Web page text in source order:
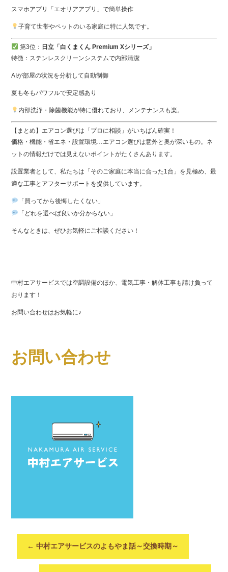
スマホアプリ「エオリアアプリ」で簡単操作
子育て世帯やペットのいる家庭に特に人気です。
第3位： 日立「白くまくん Premium Xシリーズ」
特徴：ステンレスクリーンシステムで内部清潔
AIが部屋の状況を分析して自動制御
夏も冬もパワフルで安定感あり
内部洗浄・除菌機能が特に優れており、メンテナンスも楽。
【まとめ】エアコン選びは「プロに相談」がいちばん確実！
価格・機能・省エネ・設置環境…エアコン選びは意外と奥が深いもの。ネ
ットの情報だけでは見えないポイントがたくさんあります。
設置業者として、私たちは「そのご家庭に本当に合った1台」を見極め、最
適な工事とアフターサポートを提供しています。
「買ってから後悔したくない」
「どれを選べば良いか分からない」
そんなときは、ぜひお気軽にご相談ください！
中村エアサービスでは空調設備のほか、電気工事・解体工事も請け負って
おります！
お問い合わせはお気軽に♪
お問い合わせ
← 中村エアサービスのよもやま話～交換時期～